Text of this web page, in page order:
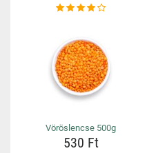
Vöröslencse 500g
530 Ft